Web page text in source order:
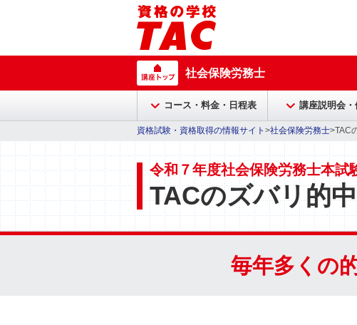
社会保険労務士
コース・料金・日程表 講座説明会
資格試験・資格取得の情報サイト >社会保険労務士>TAC
令和７年度社会保険労務士本試
TACのズバリ的
毎年多くの